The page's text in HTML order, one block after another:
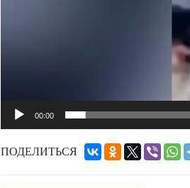
00:00
ПОДЕЛИТЬСЯ